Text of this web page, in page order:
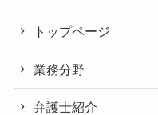
トップページ
業務分野
弁護士紹介